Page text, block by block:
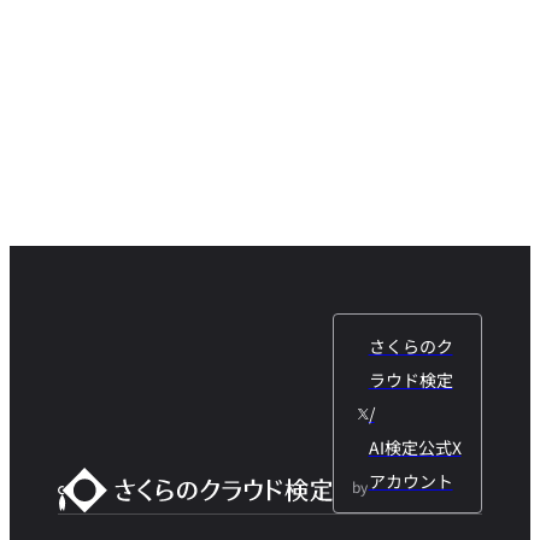
by
さくらのク
ラウド検定
/
AI検定公式X
アカウント